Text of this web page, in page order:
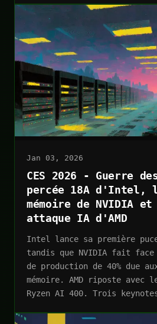
Jan 03, 2026
CES 2026 - Guerre
percée 18A d'Intel,
mémoire de NVIDIA
attaque IA d'AMD
Intel lance sa première puce
tandis que NVIDIA fait
de production de 40% due
mémoire. AMD riposte avec
Ryzen AI 400. Trois